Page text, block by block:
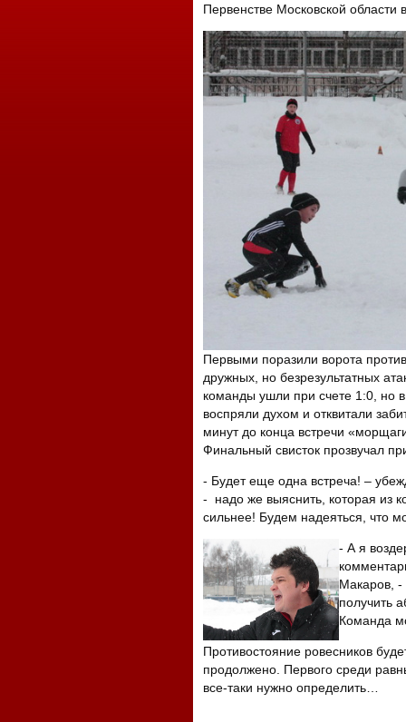
Первенстве Московской области
Первыми поразили ворота
дружных, но безрезультатных
команды ушли при счете 1:0, но
воспряли духом и отквитали
минут до конца встречи
Финальный свисток прозвучал
- Будет еще одна встреча! –
- надо же выяснить, которая из
сильнее! Будем надеяться, что
- А я
Макаров, -
получить
Команда
Противостояние ровесников
продолжено. Первого среди
все-таки нужно определить…